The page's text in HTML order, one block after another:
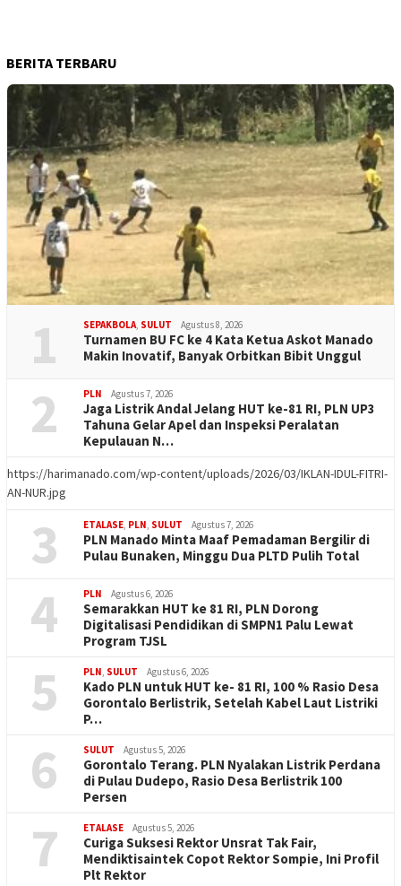
BERITA TERBARU
1 SEPAKBOLA SULUT Agustus 8, 2026
Turnamen BU FC ke 4 Kata Ketua Askot Manado
Makin Inovatif, Banyak Orbitkan Bibit Unggul
2 PLN Agustus 7, 2026
Jaga Listrik Andal Jelang HUT ke-81 RI, PLN UP3
Tahuna Gelar Apel dan Inspeksi Peralatan
Kepulauan N…
https://harimanado.com/wp-content/uploads/2026/03/IKLAN-IDUL-FITRI-
AN-NUR.jpg
3 ETALASE PLN SULUT Agustus 7, 2026
PLN Manado Minta Maaf Pemadaman Bergilir di
Pulau Bunaken, Minggu Dua PLTD Pulih Total
4 PLN Agustus 6, 2026
Semarakkan HUT ke 81 RI, PLN Dorong
Digitalisasi Pendidikan di SMPN1 Palu Lewat
Program TJSL
5 PLN SULUT Agustus 6, 2026
Kado PLN untuk HUT ke- 81 RI, 100 % Rasio Desa
Gorontalo Berlistrik, Setelah Kabel Laut Listriki
P…
6 SULUT Agustus 5, 2026
Gorontalo Terang. PLN Nyalakan Listrik Perdana
di Pulau Dudepo, Rasio Desa Berlistrik 100
Persen
7 ETALASE Agustus 5, 2026
Curiga Suksesi Rektor Unsrat Tak Fair,
Mendiktisaintek Copot Rektor Sompie, Ini Profil
Plt Rektor